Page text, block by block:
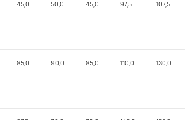
45,0 50,0 45,0 97,5 107,5
85,0 90,0 85,0 110,0 130,0